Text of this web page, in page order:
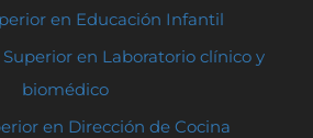
en Educación Infantil
Superior en Laboratorio clínico y
biomédico
en Dirección de Cocina